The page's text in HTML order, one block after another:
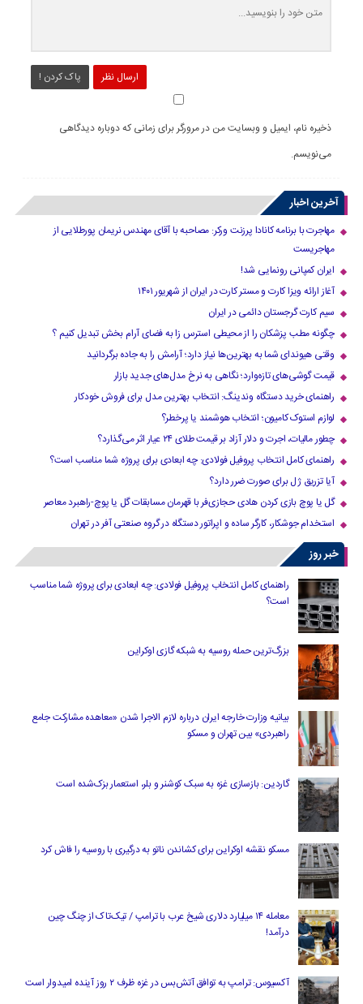
ارسال نظر پاک کردن !
ذخیره نام، ایمیل و وبسایت من در مرورگر برای زمانی که دوباره دیدگاهی
می‌نویسم.
آخرین اخبار
مهاجرت با برنامه کانادا پرزنت ورکر: مصاحبه با آقای مهندس نریمان پورطلایی از
مهاجریست
ایران کمپانی رونمایی شد!
آغاز ارائه ویزا کارت و مستر کارت در ایران از شهریور ۱۴۰۱
سیم کارت گرجستان دائمی در ایران
چگونه مطب پزشکان را از محیطی استرس زا به فضای آرام بخش تبدیل کنیم ؟
وقتی هیوندای شما به بهترین‌ها نیاز دارد؛ آرامش را به جاده برگردانید
قیمت گوشی‌های تازه‌وارد؛ نگاهی به نرخ مدل‌های جدید بازار
راهنمای خرید دستگاه وندینگ: انتخاب بهترین مدل برای فروش خودکار
لوازم استوک کامیون؛ انتخاب هوشمند یا پرخطر؟
چطور مالیات، اجرت و دلار آزاد بر قیمت طلای ۲۴ عیار اثر می‌گذارد؟
راهنمای کامل انتخاب پروفیل فولادی: چه ابعادی برای پروژه شما مناسب است؟
آیا تزریق ژل برای صورت ضرر دارد​؟
گل یا پوچ بازی کردن هادی حجازی‌فر با قهرمان مسابقات گل یا پوچ-راهبرد معاصر
استخدام جوشکار، کارگر ساده و اپراتور دستگاه در گروه صنعتی آفر در تهران
خبر روز
راهنمای کامل انتخاب پروفیل فولادی: چه ابعادی برای پروژه شما مناسب
است؟
بزرگ‌ترین حمله روسیه به شبکه گازی اوکراین
بیانیه وزارت خارجه ایران درباره لازم‌ الاجرا شدن «معاهده مشارکت جامع
راهبردی» بین تهران و مسکو
گاردین: بازسازی غزه به سبک کوشنر و بلر، استعمار بزک‌شده است
مسکو نقشه اوکراین برای کشاندن ناتو به درگیری با روسیه را فاش کرد
معامله ۱۴ میلیارد دلاری شیخ عرب با ترامپ / تیک‌تاک از چنگ چین
درآمد!
آکسیوس: ترامپ به توافق آتش‌بس در غزه ظرف ۲ روز آینده امیدوار است